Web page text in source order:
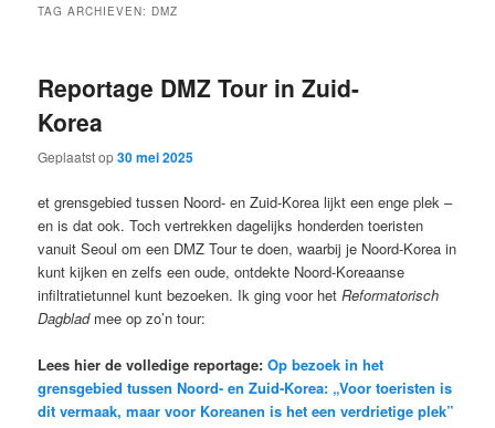
TAG ARCHIEVEN: DMZ
Reportage DMZ Tour in Zuid-
Korea
Geplaatst op30 mei 2025
et grensgebied tussen Noord- en Zuid-Korea lijkt een enge plek –
en is dat ook. Toch vertrekken dagelijks honderden toeristen
vanuit Seoul om een DMZ Tour te doen, waarbij je Noord-Korea in
kunt kijken en zelfs een oude, ontdekte Noord-Koreaanse
infiltratietunnel kunt bezoeken. Ik ging voor hetReformatorisch
Dagbladmee op zo’n tour:
Lees hier de volledige reportage:Op bezoek in het
grensgebied tussen Noord- en Zuid-Korea: „Voor toeristen is
dit vermaak, maar voor Koreanen is het een verdrietige plek”